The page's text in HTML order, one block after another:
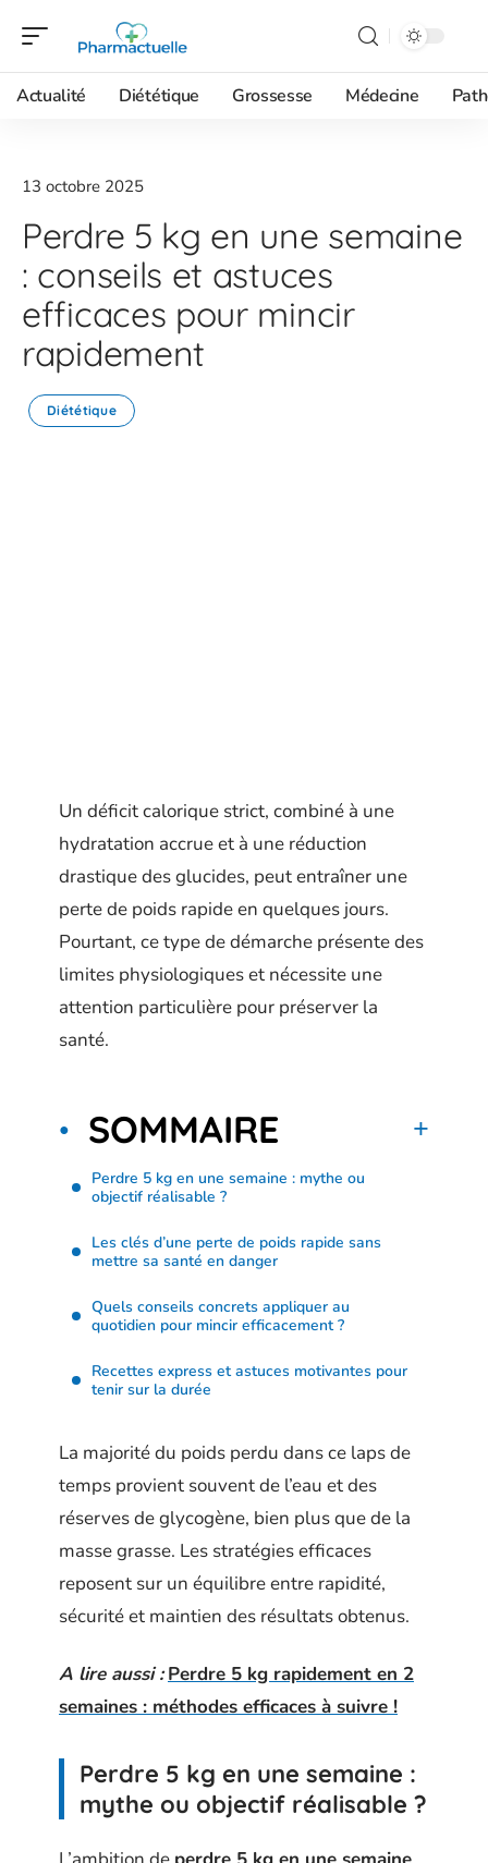
Actualité Diététique Grossesse Médecine
13 octobre 2025
Perdre 5 kg en une semaine
: conseils et astuces
efficaces pour mincir
rapidement
Diététique
Un déficit calorique strict, combiné à une
hydratation accrue et à une réduction
drastique des glucides, peut entraîner une
perte de poids rapide en quelques jours.
Pourtant, ce type de démarche présente des
limites physiologiques et nécessite une
attention particulière pour préserver la
santé.
SOMMAIRE
Perdre 5 kg en une semaine : mythe ou
objectif réalisable ?
Les clés d’une perte de poids rapide sans
mettre sa santé en danger
Quels conseils concrets appliquer au
quotidien pour mincir efficacement ?
Recettes express et astuces motivantes pour
tenir sur la durée
La majorité du poids perdu dans ce laps de
temps provient souvent de l’eau et des
réserves de glycogène, bien plus que de la
masse grasse. Les stratégies efficaces
reposent sur un équilibre entre rapidité,
sécurité et maintien des résultats obtenus.
A lire aussi : Perdre 5 kg rapidement en 2
semaines : méthodes efficaces à suivre !
Perdre 5 kg en une semaine :
mythe ou objectif réalisable ?